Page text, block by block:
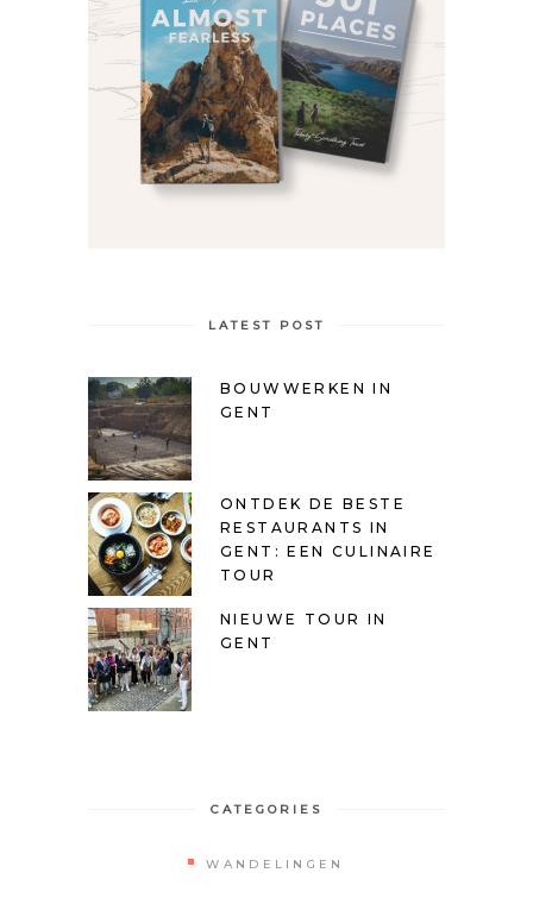
LATEST POST
BOUWWERKEN IN
GENT
ONTDEK DE BESTE
RESTAURANTS IN
GENT: EEN CULINAIRE
TOUR
NIEUWE TOUR IN
GENT
CATEGORIES
WANDELINGEN